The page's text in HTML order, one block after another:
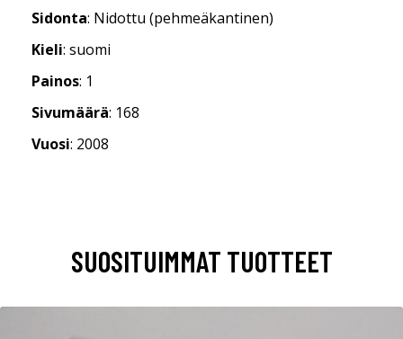
Sidonta: Nidottu (pehmeäkantinen)
Kieli: suomi
Painos: 1
Sivumäärä: 168
Vuosi: 2008
SUOSITUIMMAT TUOTTEET